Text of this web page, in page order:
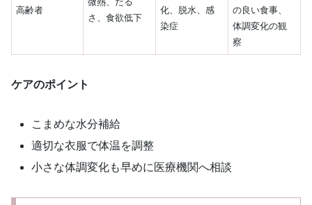
高齢者
さ、食欲低下
化、脱水、感
染症
の良い食事、
体調変化の観
察
ケアのポイント
こまめな水分補給
適切な衣服で体温を調整
小さな体調変化も早めに医療機関へ相談